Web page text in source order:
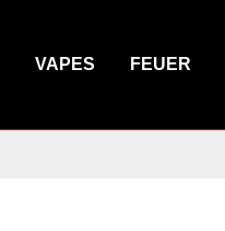
VAPES FEUER